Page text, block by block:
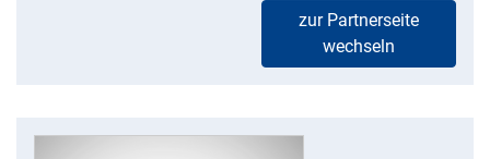
zur Partnerseite
wechseln